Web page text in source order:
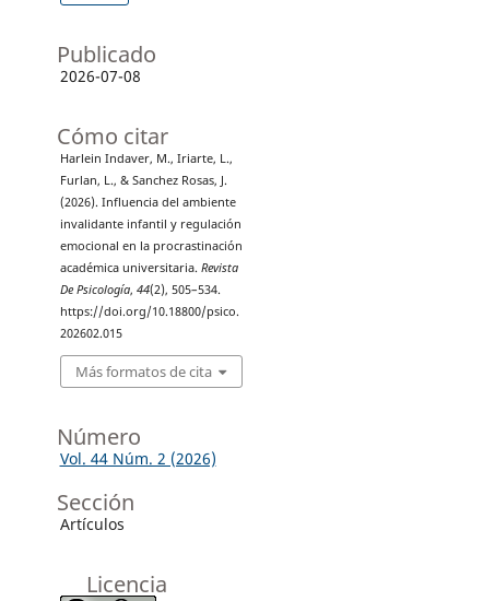
Publicado
2026-07-08
Cómo citar
Harlein Indaver, M., Iriarte, L.,
Furlan, L., & Sanchez Rosas, J.
(2026). Influencia del ambiente
invalidante infantil y regulación
emocional en la procrastinación
académica universitaria. Revista
De Psicología, 44(2), 505–534.
https://doi.org/10.18800/psico.
202602.015
Más formatos de cita
Número
Vol. 44 Núm. 2 (2026)
Sección
Artículos
Licencia